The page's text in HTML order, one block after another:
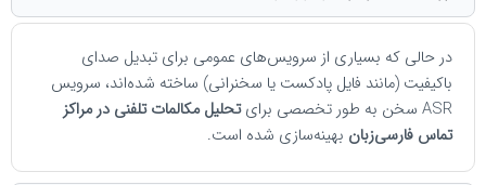
از سرویس‌های عمومی برای تبدیل صدای
فایل پادکست یا سخنرانی) ساخته شده‌اند، سرویس
تحلیل مکالمات تلفنی در مراکز
بهینه‌سازی شده است.